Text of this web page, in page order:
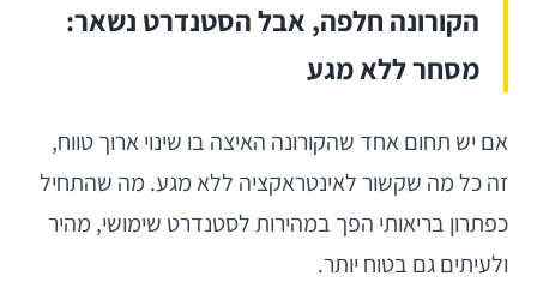
הקורונה חלפה, אבל הסטנדרט נשאר:
מסחר ללא מגע
אם יש תחום אחד שהקורונה האיצה בו שינוי ארוך טווח,
זה כל מה שקשור לאינטראקציה ללא מגע. מה שהתחיל
כפתרון בריאותי הפך במהירות לסטנדרט שימושי, מהיר
ולעיתים גם בטוח יותר.